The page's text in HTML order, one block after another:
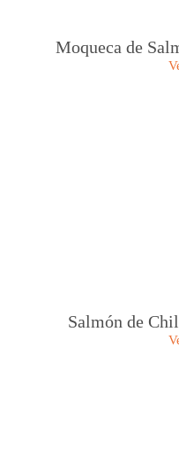
Moqueca de
Salmón de